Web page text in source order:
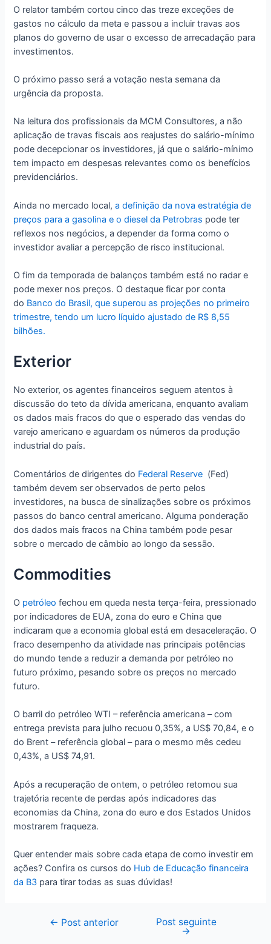
O relator também cortou cinco das treze exceções de
gastos no cálculo da meta e passou a incluir travas aos
planos do governo de usar o excesso de arrecadação para
investimentos.
O próximo passo será a votação nesta semana da
urgência da proposta.
Na leitura dos profissionais da MCM Consultores, a não
aplicação de travas fiscais aos reajustes do salário-mínimo
pode decepcionar os investidores, já que o salário-mínimo
tem impacto em despesas relevantes como os benefícios
previdenciários.
Ainda no mercado local,a definição da nova estratégia de
preços para a gasolina e o diesel da Petrobras pode ter
reflexos nos negócios, a depender da forma como o
investidor avaliar a percepção de risco institucional.
O fim da temporada de balanços também está no radar e
pode mexer nos preços. O destaque ficar por conta
do Banco do Brasil, que superou as projeções no primeiro
trimestre, tendo um lucro líquido ajustado de R$ 8,55
bilhões.
Exterior
No exterior, os agentes financeiros seguem atentos à
discussão do teto da dívida americana, enquanto avaliam
os dados mais fracos do que o esperado das vendas do
varejo americano e aguardam os números da produção
industrial do país.
Comentários de dirigentes do Federal Reserve (Fed)
também devem ser observados de perto pelos
investidores, na busca de sinalizações sobre os próximos
passos do banco central americano. Alguma ponderação
dos dados mais fracos na China também pode pesar
sobre o mercado de câmbio ao longo da sessão.
Commodities
O petróleo fechou em queda nesta terça-feira, pressionado
por indicadores de EUA, zona do euro e China que
indicaram que a economia global está em desaceleração. O
fraco desempenho da atividade nas principais potências
do mundo tende a reduzir a demanda por petróleo no
futuro próximo, pesando sobre os preços no mercado
futuro.
O barril do petróleo WTI – referência americana – com
entrega prevista para julho recuou 0,35%, a US$ 70,84, e o
do Brent – referência global – para o mesmo mês cedeu
0,43%, a US$ 74,91.
Após a recuperação de ontem, o petróleo retomou sua
trajetória recente de perdas após indicadores das
economias da China, zona do euro e dos Estados Unidos
mostrarem fraqueza.
Quer entender mais sobre cada etapa de como investir em
ações? Confira os cursos do Hub de Educação financeira
da B3 para tirar todas as suas dúvidas!
Navegação
← Post anterior Post seguinte
→